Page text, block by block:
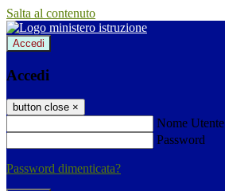
Salta al contenuto
Accedi
Accedi
button close ×
Nome Utente
Password
Password dimenticata?